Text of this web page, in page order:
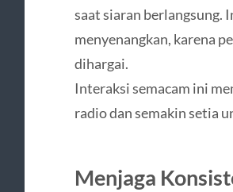
saat siaran berlangsung.
menyenangkan, karena
dihargai.
Interaksi semacam ini
radio dan semakin setia
Menjaga